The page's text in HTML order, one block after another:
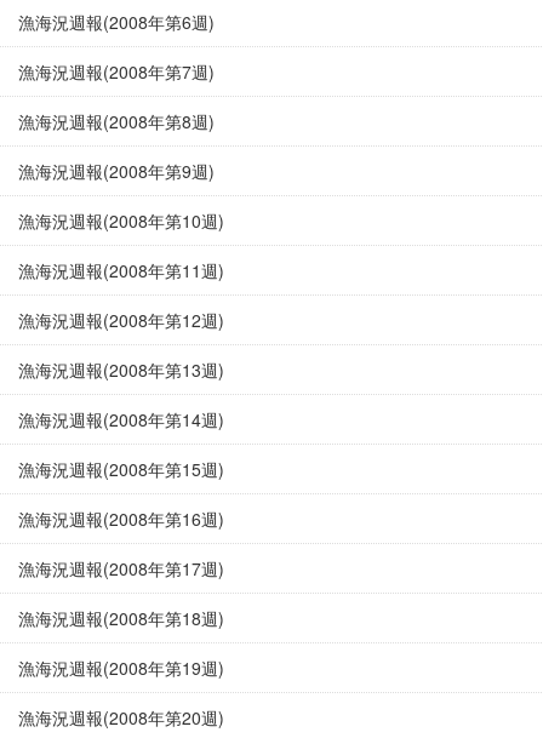
漁海況週報(2008年第6週)
漁海況週報(2008年第7週)
漁海況週報(2008年第8週)
漁海況週報(2008年第9週)
漁海況週報(2008年第10週)
漁海況週報(2008年第11週)
漁海況週報(2008年第12週)
漁海況週報(2008年第13週)
漁海況週報(2008年第14週)
漁海況週報(2008年第15週)
漁海況週報(2008年第16週)
漁海況週報(2008年第17週)
漁海況週報(2008年第18週)
漁海況週報(2008年第19週)
漁海況週報(2008年第20週)